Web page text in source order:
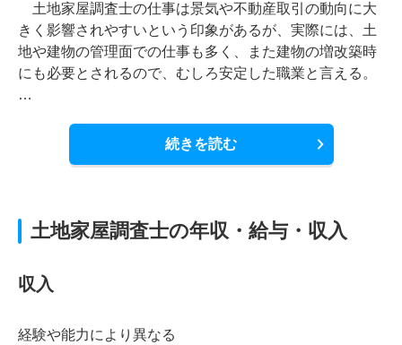
土地家屋調査士の仕事は景気や不動産取引の動向に大
きく影響されやすいという印象があるが、実際には、土
地や建物の管理面での仕事も多く、また建物の増改築時
にも必要とされるので、むしろ安定した職業と言える。
…
続きを読む
土地家屋調査士の年収・給与・収入
収入
経験や能力により異なる